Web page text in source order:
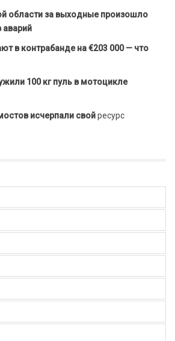
области за выходные произошло
аварий
в контрабанде на €203 000 — что
100 кг пуль в мотоцикле
исчерпали свойресурс